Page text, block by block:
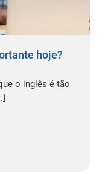
hoje?
o inglês é tão